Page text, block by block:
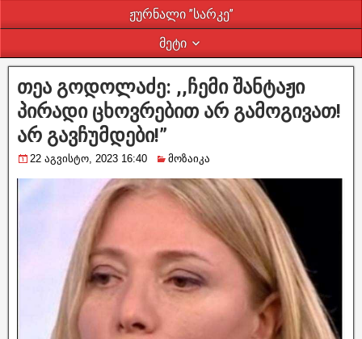
ჟურნალი ”სარკე”
მეტი
თეა გოდოლაძე: ,,ჩემი შანტაჟი
პირადი ცხოვრებით არ გამოგივათ!
არ გავჩუმდები!”
22 აგვისტო, 2023 16:40 მოზაიკა